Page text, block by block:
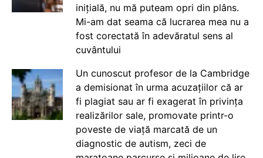
inițială, nu mă puteam opri din plâns.
Mi-am dat seama că lucrarea mea nu a
fost corectată în adevăratul sens al
cuvântului
Un cunoscut profesor de la Cambridge
a demisionat în urma acuzațiilor că ar
fi plagiat sau ar fi exagerat în privința
realizărilor sale, promovate printr-o
poveste de viață marcată de un
diagnostic de autism, zeci de